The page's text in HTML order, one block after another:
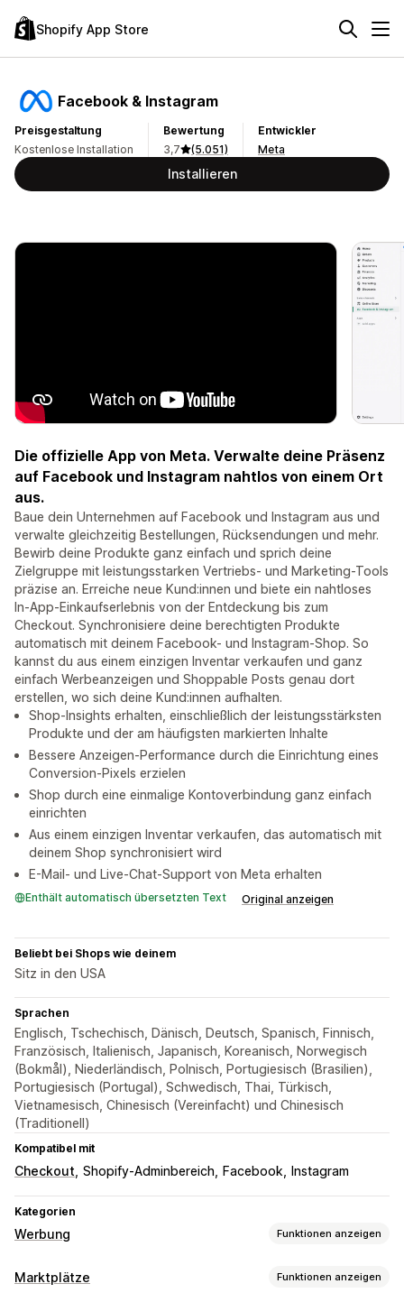
Shopify App Store
Facebook & Instagram
Preisgestaltung
Kostenlose Installation
Bewertung
3,7
(5.051)
Entwickler
Meta
Installieren
Die offizielle App von Meta. Verwalte deine Präsenz
auf Facebook und Instagram nahtlos von einem Ort
aus.
Baue dein Unternehmen auf Facebook und Instagram aus und
verwalte gleichzeitig Bestellungen, Rücksendungen und mehr.
Bewirb deine Produkte ganz einfach und sprich deine
Zielgruppe mit leistungsstarken Vertriebs- und Marketing-Tools
präzise an. Erreiche neue Kund:innen und biete ein nahtloses
In-App-Einkaufserlebnis von der Entdeckung bis zum
Checkout. Synchronisiere deine berechtigten Produkte
automatisch mit deinem Facebook- und Instagram-Shop. So
kannst du aus einem einzigen Inventar verkaufen und ganz
einfach Werbeanzeigen und Shoppable Posts genau dort
erstellen, wo sich deine Kund:innen aufhalten.
Shop-Insights erhalten, einschließlich der leistungsstärksten
Produkte und der am häufigsten markierten Inhalte
Bessere Anzeigen-Performance durch die Einrichtung eines
Conversion-Pixels erzielen
Shop durch eine einmalige Kontoverbindung ganz einfach
einrichten
Aus einem einzigen Inventar verkaufen, das automatisch mit
deinem Shop synchronisiert wird
E-Mail- und Live-Chat-Support von Meta erhalten
Enthält automatisch übersetzten Text Original anzeigen
Beliebt bei Shops wie deinem
Sitz in den USA
Sprachen
Englisch, Tschechisch, Dänisch, Deutsch, Spanisch, Finnisch,
Französisch, Italienisch, Japanisch, Koreanisch, Norwegisch
(Bokmål), Niederländisch, Polnisch, Portugiesisch (Brasilien),
Portugiesisch (Portugal), Schwedisch, Thai, Türkisch,
Vietnamesisch, Chinesisch (Vereinfacht) und Chinesisch
(Traditionell)
Kompatibel mit
Checkout Shopify-Adminbereich Facebook Instagram
Kategorien
Werbung Funktionen anzeigen
Targeting
Marktplätze Funktionen anzeigen